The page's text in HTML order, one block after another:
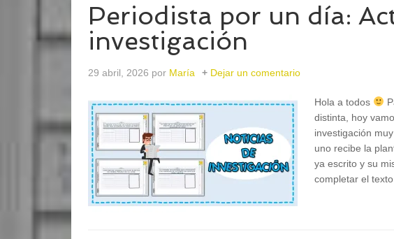
Periodista por un día:
investigación
29 abril, 2026 por María Dejar un comentario
Hola a todos
distinta, hoy
investigación
uno recibe la
ya escrito y su
completar el